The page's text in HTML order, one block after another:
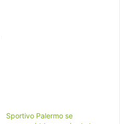
Sportivo Palermo se